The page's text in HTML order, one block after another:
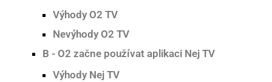
Výhody O2 TV
Nevýhody O2 TV
B - O2 začne používat aplikaci Nej TV
Výhody Nej TV